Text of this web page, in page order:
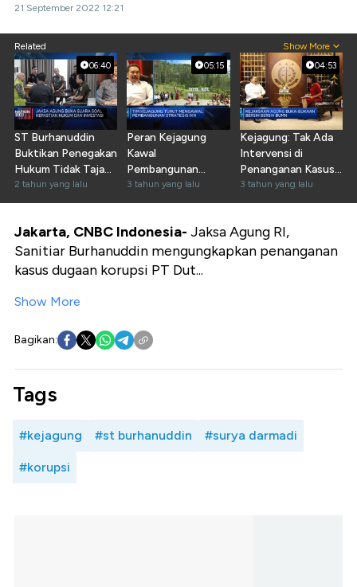
21 September 2022 12:21
Related Show More
06:40
ST Burhanuddin
Buktikan Penegakan
Hukum Tidak Tajam
Ke Bawah
2 tahun yang lalu
05:15
Peran Kejagung
Kawal
Pembangunan
Proyek Ibu Kota
Negara
3 tahun yang lalu
04:53
Kejagung: Tak Ada
Intervensi di
Penanganan Kasus
Korupsi BUMN
3 tahun yang lalu
Jakarta, CNBC Indonesia- Jaksa Agung RI,
Sanitiar Burhanuddin mengungkapkan penanganan
kasus dugaan korupsi PT Dut...
Show More
Bagikan:
Tags
#kejagung #st burhanuddin #surya darmadi
#korupsi